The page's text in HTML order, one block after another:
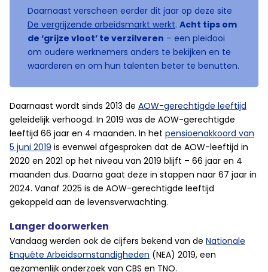
Daarnaast verscheen eerder dit jaar op deze site
De vergrijzende arbeidsmarkt werkt. Acht tips om
de ‘grijze vloot’ te verzilveren – een pleidooi
om oudere werknemers anders te bekijken en te
waarderen en om hun talenten beter te benutten.
Daarnaast wordt sinds 2013 de AOW-gerechtigde leeftijd
geleidelijk verhoogd. In 2019 was de AOW-gerechtigde
leeftijd 66 jaar en 4 maanden. In het pensioenakkoord van
5 juni 2019 is evenwel afgesproken dat de AOW-leeftijd in
2020 en 2021 op het niveau van 2019 blijft – 66 jaar en 4
maanden dus. Daarna gaat deze in stappen naar 67 jaar in
2024. Vanaf 2025 is de AOW-gerechtigde leeftijd
gekoppeld aan de levensverwachting.
Langer doorwerken
Vandaag werden ook de cijfers bekend van de Nationale
Enquête Arbeidsomstandigheden (NEA) 2019, een
gezamenlijk onderzoek van CBS en TNO.